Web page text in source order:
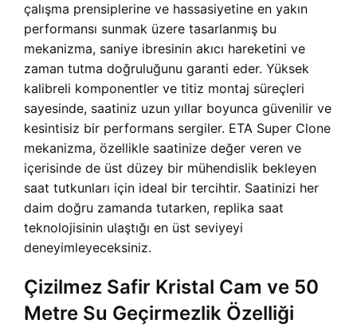
çalışma prensiplerine ve hassasiyetine en yakın
performansı sunmak üzere tasarlanmış bu
mekanizma, saniye ibresinin akıcı hareketini ve
zaman tutma doğruluğunu garanti eder. Yüksek
kalibreli komponentler ve titiz montaj süreçleri
sayesinde, saatiniz uzun yıllar boyunca güvenilir ve
kesintisiz bir performans sergiler. ETA Super Clone
mekanizma, özellikle saatinize değer veren ve
içerisinde de üst düzey bir mühendislik bekleyen
saat tutkunları için ideal bir tercihtir. Saatinizi her
daim doğru zamanda tutarken, replika saat
teknolojisinin ulaştığı en üst seviyeyi
deneyimleyeceksiniz.
Çizilmez Safir Kristal Cam ve 50
Metre Su Geçirmezlik Özelliği